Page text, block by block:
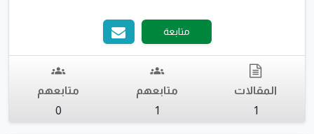
متابعة
المقالات
1
متابعهم
1
متابعهم
0